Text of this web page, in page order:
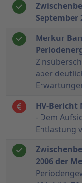
September
Merkur
aber
HV-Bericht
- Dem
Entlastung
2006 der